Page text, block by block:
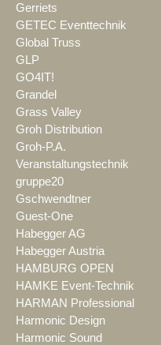
Gerriets
GETEC Eventtechnik
Global Truss
GLP
GO4IT!
Grandel
Grass Valley
Groh Distribution
Groh-P.A.
Veranstaltungstechnik
gruppe20
Gschwendtner
Guest-One
Habegger AG
Habegger Austria
HAMBURG OPEN
HAMKE Event-Technik
HARMAN Professional
Harmonic Design
Harmonic Sound